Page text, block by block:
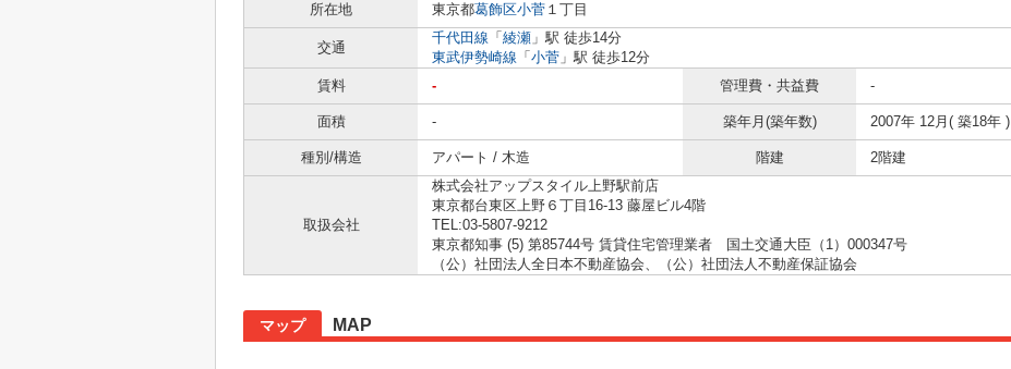
所在地
東京都葛飾区小菅 １丁目
交通
千代田線 「 綾瀬 」駅 徒歩14分
東武伊勢崎線 「 小菅 」駅 徒歩12分
賃料
- 管理費・共益費 -
面積 - 築年月(築年数) 2007年 12月( 築18年 )
種別/構造 アパート / 木造 階建 2階建
取扱会社
株式会社アップスタイル上野駅前店
東京都台東区上野６丁目16-13 藤屋ビル4階
TEL:03-5807-9212
東京都知事 (5) 第85744号 賃貸住宅管理業者 国土交通大臣（1）000347号
（公）社団法人全日本不動産協会、（公）社団法人不動産保証協会
マップ MAP